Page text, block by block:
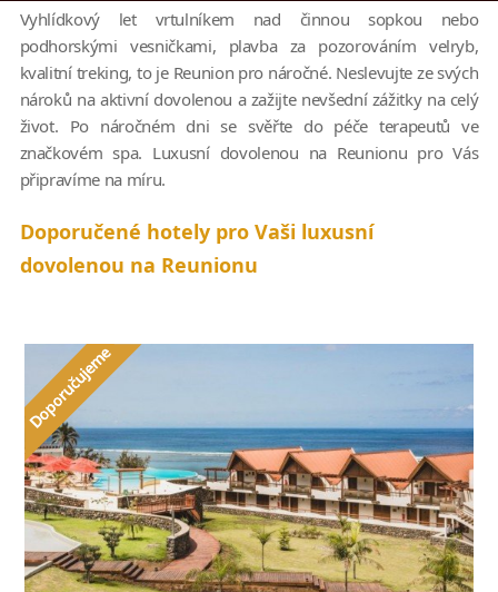
Vyhlídkový let vrtulníkem nad činnou sopkou nebo
podhorskými vesničkami, plavba za pozorováním velryb,
kvalitní treking, to je Reunion pro náročné. Neslevujte ze svých
nároků na aktivní dovolenou a zažijte nevšední zážitky na celý
život. Po náročném dni se svěřte do péče terapeutů ve
značkovém spa. Luxusní dovolenou na Reunionu pro Vás
připravíme na míru.
Doporučené hotely pro Vaši luxusní
dovolenou na Reunionu